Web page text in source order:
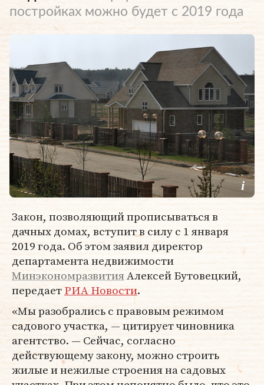
постройках можно будет с 2019 года
Закон, позволяющий прописываться в
дачных домах, вступит в силу с 1 января
2019 года. Об этом заявил директор
департамента недвижимости
МинэкономразвитияАлексей Бутовецкий,
передаетРИА Новости.
«Мы разобрались с правовым режимом
садового участка, — цитирует чиновника
агентство. — Сейчас, согласно
действующему закону, можно строить
жилые и нежилые строения на садовых